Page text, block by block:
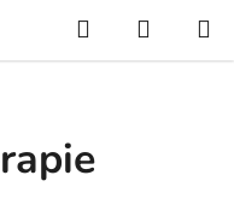
Hledat
KOŠÍK